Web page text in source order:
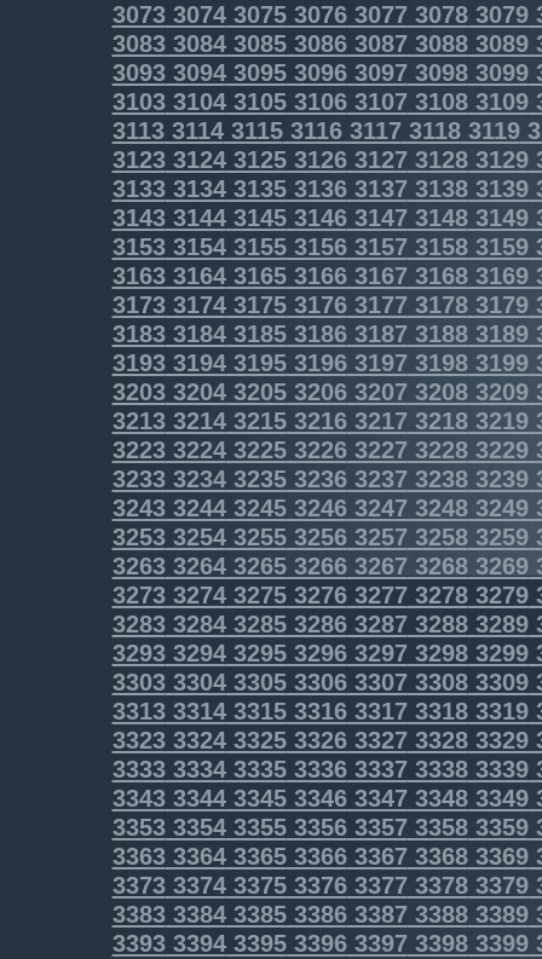
3073307430753076307730783079
3083308430853086308730883089
3093309430953096309730983099
3103310431053106310731083109
3113311431153116311731183119
3123312431253126312731283129
3133313431353136313731383139
3143314431453146314731483149
31533154315531563157 31583159
31633164316531663167 31683169
3173317431753176317731783179
31833184318531863187 31883189
31933194319531963197 31983199
32033204320532063207 32083209
32133214321532163217 32183219
32233224322532263227 32283229
32333234323532363237 32383239
32433244324532463247 32483249
32533254325532563257 32583259
32633264326532663267 32683269
3273327432753276327732783279
3283328432853286328732883289
3293329432953296329732983299
3303330433053306330733083309
3313331433153316331733183319
3323332433253326332733283329
3333333433353336333733383339
3343334433453346334733483349
3353335433553356335733583359
3363336433653366336733683369
3373337433753376337733783379
3383338433853386338733883389
3393339433953396339733983399